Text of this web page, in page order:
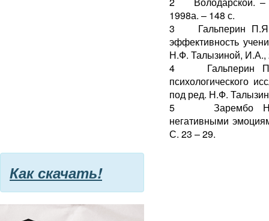
1998а. – 148 с.
3 Гальперин П.Я.
эффективность
Н.Ф. Талызиной, И.А.,
4 Гальперин П.Я.
психологического
под ред. Н.Ф.
5 Зарембо Н.А.
негативными
С. 23 – 29.
Как скачать!